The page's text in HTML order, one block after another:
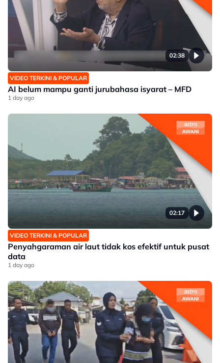
02:38
VIDEO TERKINI & POPULAR
AI belum mampu ganti jurubahasa isyarat – MFD
1 day ago
02:17
VIDEO TERKINI & POPULAR
Penyahgaraman air laut tidak kos efektif untuk pusat
data
1 day ago